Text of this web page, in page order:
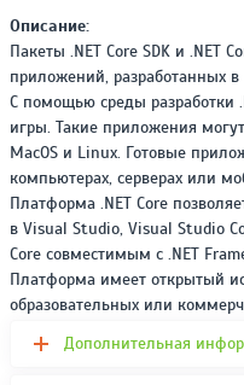
Описание:
Пакеты .NET Core SDK и .NET
приложений, разработанных в
С помощью среды разработки
игры. Такие приложения
MacOS и Linux. Готовые
компьютерах, серверах или
Платформа .NET Core
в Visual Studio, Visual Studio
Core совместимым с .NET
Платформа имеет открытый
образовательных или
Дополнительная